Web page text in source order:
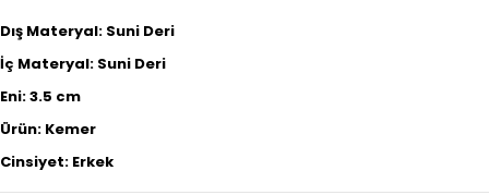
Dış Materyal: Suni Deri
İç Materyal: Suni Deri
Eni: 3.5 cm
Ürün: Kemer
Cinsiyet: Erkek